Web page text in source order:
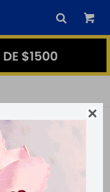

la satisfacción y
objetivo.
y permanente,